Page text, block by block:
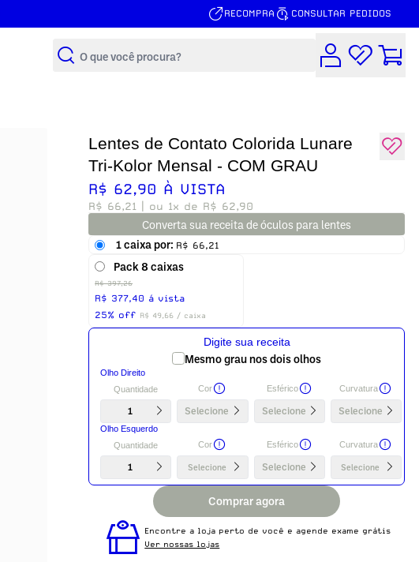
RECOMPRA CONSULTAR PEDIDOS
Buscar
Lentes de Contato Colorida Lunare
Tri-Kolor Mensal - COM GRAU
R$ 62,90 À VISTA
R$ 66,21 | ou 1x de R$ 62,90
Converta sua receita de óculos para lentes
1 caixa por: R$ 66,21
Pack 8 caixas
R$ 397,26
R$ 377,40 á vista
25% off R$ 49,66 / caixa
Digite sua receita
Mesmo grau nos dois olhos
Olho Direito
Quantidade
1
Cor
Selecione
Esférico
Selecione
Curvatura
Selecione
Olho Esquerdo
Quantidade
1
Cor
Selecione
Esférico
Selecione
Curvatura
Selecione
Comprar agora
Encontre a loja perto de você e agende exame grátis
Ver nossas lojas